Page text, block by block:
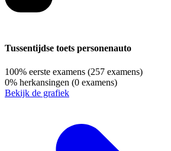
Tussentijdse toets personenauto
100% eerste examens (257 examens)
0% herkansingen (0 examens)
Bekijk de grafiek